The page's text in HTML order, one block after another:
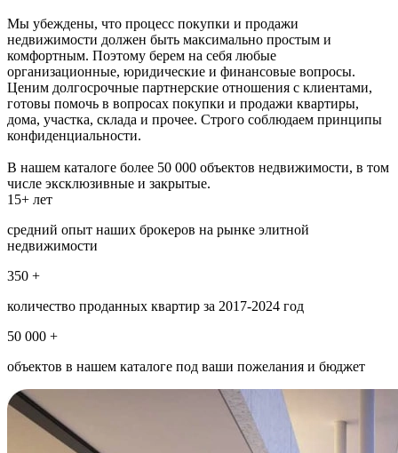
Мы убеждены, что процесс покупки и продажи
недвижимости должен быть максимально простым и
комфортным. Поэтому берем на себя любые
организационные, юридические и финансовые вопросы.
Ценим долгосрочные партнерские отношения с клиентами,
готовы помочь в вопросах покупки и продажи квартиры,
дома, участка, склада и прочее. Строго соблюдаем принципы
конфиденциальности.
В нашем каталоге более 50 000 объектов недвижимости, в том
числе эксклюзивные и закрытые.
15+ лет
средний опыт наших брокеров на рынке элитной
недвижимости
350 +
количество проданных квартир за 2017-2024 год
50 000 +
объектов в нашем каталоге под ваши пожелания и бюджет